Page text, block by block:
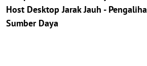
Host Desktop Jarak Jauh -
Sumber Daya